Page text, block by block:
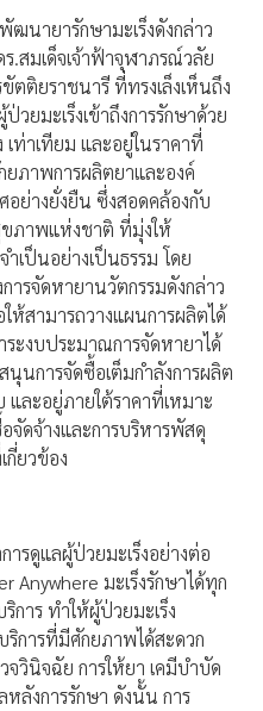
ฒนายารักษามะเร็งดังกล่าว
.สมเด็จเจ้าฟ้าจุฬาภรณ์วลัย
ติยราชนารี ที่ทรงเล็งเห็นถึง
ยมะเร็งเข้าถึงการรักษาด้วย
ท่าเทียม และอยู่ในราคาที่
ยภาพการผลิตยาและองค์
อย่างยั่งยืน ซึ่งสอดคล้องกับ
ภาพแห่งชาติ ที่มุ่งให้
เป็นอย่างเป็นธรรม โดย
รจัดหายานวัตกรรมดังกล่าว
ห้สามารถวางแผนการผลิตได้
ะงบประมาณการจัดหายาได้
นการจัดซื้อเต็มกำลังการผลิต
และอยู่ภายใต้ราคาที่เหมาะ
จัดจ้างและการบริหารพัสดุ
กี่ยวข้อง
รดูแลผู้ป่วยมะเร็งอย่างต่อ
Anywhere มะเร็งรักษาได้ทุก
การ ทำให้ผู้ป่วยมะเร็ง
ริการที่มีศักยภาพได้สะดวก
วินิจฉัย การให้ยา เคมีบำบัด
ลังการรักษา ดังนั้น การ